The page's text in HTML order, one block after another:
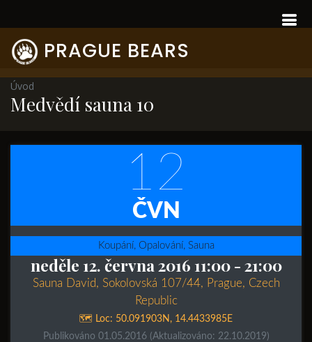
PRAGUE BEARS
Úvod
Medvědí sauna 10
12
ČVN
Koupání, Opalování, Sauna
neděle 12. června 2016 11:00- 21:00
Sauna David, Sokolovská 107/44, Prague, Czech
Republic
🗺️ Loc: 50.091903N , 14.4433985E
Publikováno 01.05.2016 (Aktualizováno: 22.10.2019)